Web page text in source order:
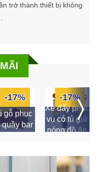
trở thành thiết bị không
-17%
gỗ phục
quầy bar
-17%
Xe đẩy phục
vụ có tủ giữ
nóng đồ ăn